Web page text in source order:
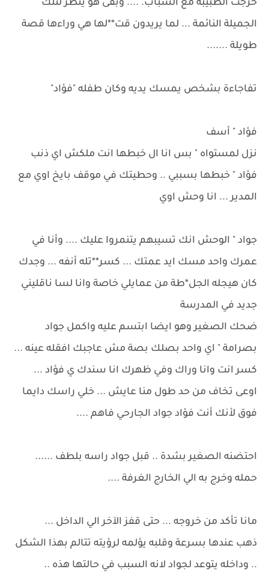
خرجت الطبيبة مع الشباب. .... وبقى هو ينظر لتلك
الجميلة النائمة ... لما يريدون قت**لها هي وراءها قصة
طويلة .......
تفاجاءة بشخص يمسك يديه وكان طفله "فؤاد"
فؤاد " أسف
نزل لمستواه " بس انا ال خبطها انت ملكش اي ذنب
فؤاد " خبطها بسببي .. وحطيتك في موقف بايخ اوي مع
المدير ... انا وحش اوي
جواد " الوحش انك تسيبهم يتنمروا عليك .... وأنا في
عمرك واحد مسك ايد عمتك ... كسر**تله أنفه ... وجدك
كان هيجله الجل*طة من عمايلي خاصة وانا لسا ناقليني
جديد في المدرسة
ضحك الصغير وهو ايضا ابتسم عليه واكمل جواد
بصرامة " اي واحد بصلك بصة مش عاجبك افقله عينه ...
كسر انت وانا وراك وفي ظهرك انا سندك ي فؤاد ...
اوعى تخاف من حد طول منا عايش ... خلي راسك دايما
فوق لأنك أنت فؤاد جواد الجارحي فاهم ....
احتضنه الصغير بشدة .. قبل جواد راسه بلطف ......
حمله وخرج به الي الخارج الغرفة ....
مانا تأكد من خروجه ... حتى قفز الآخر الي الداخل ...
ذهب عندها بسرعة وقلبه يؤلمه لرؤيته تتالم بهذا الشكل
.. وداخله يتوعد لجواد لانه السبب في حالتها هذه ..